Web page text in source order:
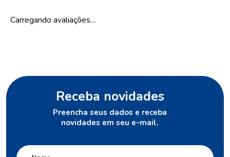
Carregando avaliações…
Receba novidades
Preencha seus dados e receba
novidades em seu e-mail.